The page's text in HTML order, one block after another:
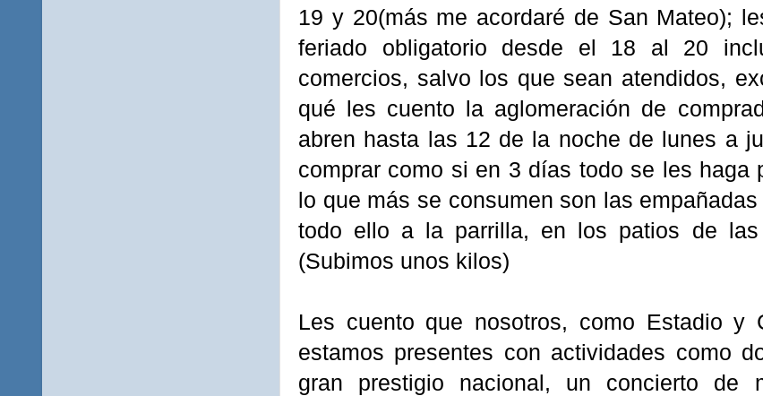
19 y 20(más me acordaré de San Mateo);
feriado obligatorio desde el 18 al 20
comercios, salvo los que sean atendidos,
qué les cuento la aglomeración de
abren hasta las 12 de la noche de lunes a
comprar como si en 3 días todo se les haga
lo que más se consumen son las
todo ello a la parrilla, en los patios de
(Subimos unos kilos)
Les cuento que nosotros, como Estadio y
estamos presentes con actividades como
gran prestigio nacional, un concierto de